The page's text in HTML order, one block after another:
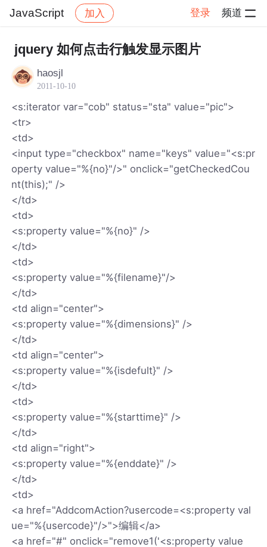
JavaScript 加入 登录 频道
社区 JavaScript 帖子详情
jquery 如何点击行触发显示图片
haosjl
2011-10-10
<s:iterator var="cob" status="sta" value="pic">
<tr>
<td>
<input type="checkbox" name="keys" value="<s:pr
operty value="%{no}"/>" onclick="getCheckedCou
nt(this);" />
</td>
<td>
<s:property value="%{no}" />
</td>
<td>
<s:property value="%{filename}"/>
</td>
<td align="center">
<s:property value="%{dimensions}" />
</td>
<td align="center">
<s:property value="%{isdefult}" />
</td>
<td>
<s:property value="%{starttime}" />
</td>
<td align="right">
<s:property value="%{enddate}" />
</td>
<td>
<a href="AddcomAction?usercode=<s:property val
ue="%{usercode}"/>">编辑</a>
<a href="#" onclick="remove1('<s:property value